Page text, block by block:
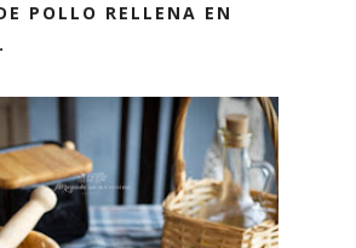
POLLO RELLENA EN